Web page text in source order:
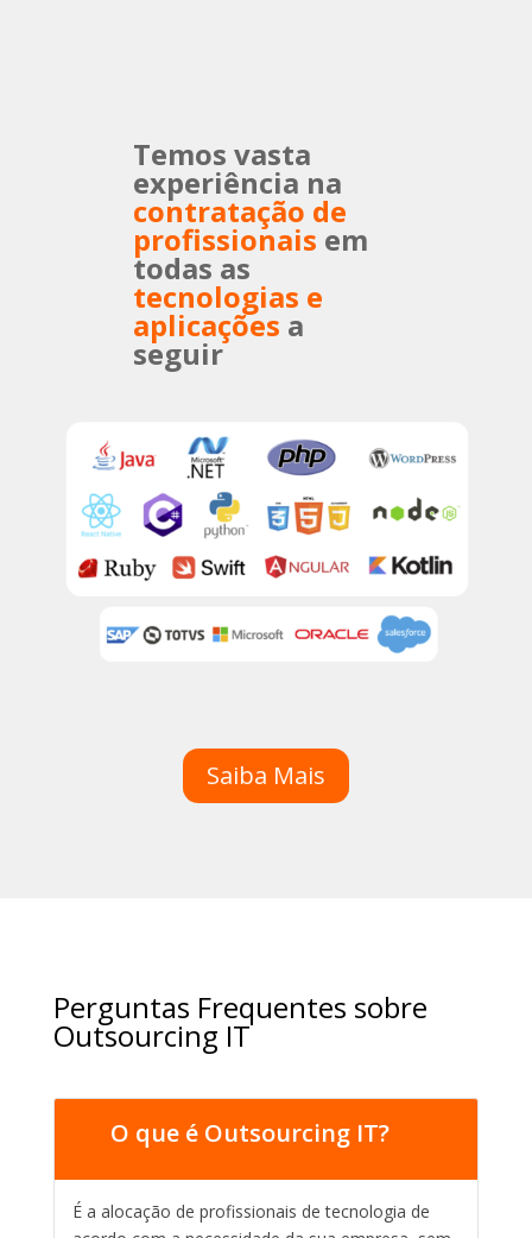
Temos vasta
experiência na
contratação de
profissionais em
todas as
tecnologias e
aplicações a
seguir
Saiba Mais
Perguntas Frequentes sobre
Outsourcing IT
O que é Outsourcing IT?
É a alocação de profissionais de tecnologia de